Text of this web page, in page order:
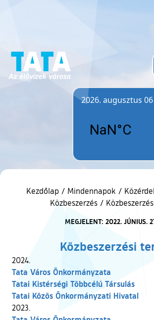
2026. augusztus 06
Kezdőlap / Mindennapok /
Közbeszerzés /
MEGJELENT: 2022. JÚNIUS.
Közbeszerzési
2024.
Tata Város Önkormányzata
Tatai Kistérségi Többcélú Társulás
Tatai Közös Önkormányzati Hivatal
2023.